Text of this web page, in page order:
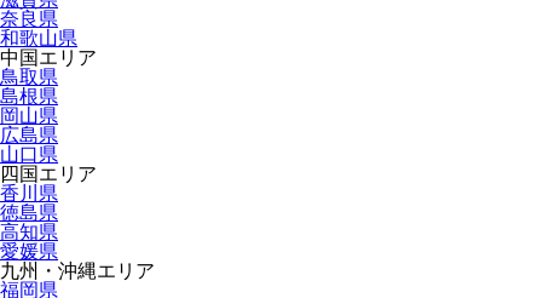
奈良県
和歌山県
中国エリア
鳥取県
島根県
岡山県
広島県
山口県
四国エリア
香川県
徳島県
高知県
愛媛県
九州・沖縄エリア
福岡県